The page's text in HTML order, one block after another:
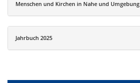
Menschen und Kirchen in Nahe und Umgebung
Jahrbuch 2025